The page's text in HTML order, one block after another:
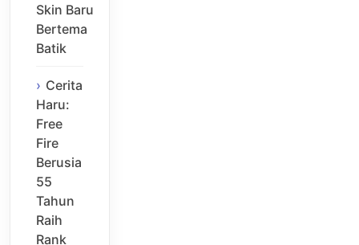
Skin Baru
Bertema
Batik
Cerita
Haru:
Free
Fire
Berusia
55
Tahun
Raih
Rank